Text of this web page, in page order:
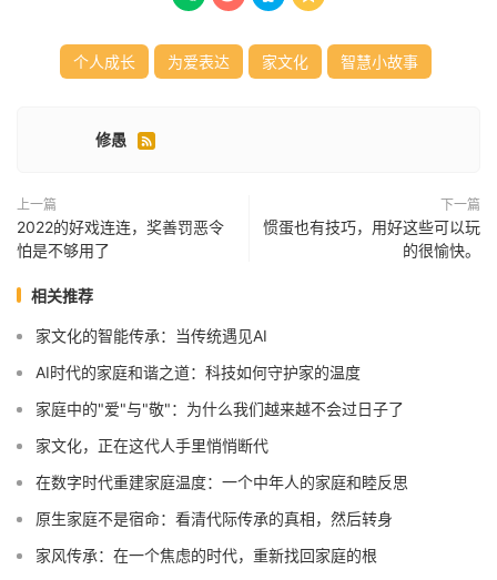
个人成长 为爱表达 家文化 智慧小故事
修愚 
上一篇
2022的好戏连连，奖善罚恶令
怕是不够用了
下一篇
惯蛋也有技巧，用好这些可以玩
的很愉快。
相关推荐
家文化的智能传承：当传统遇见AI
AI时代的家庭和谐之道：科技如何守护家的温度
家庭中的"爱"与"敬"：为什么我们越来越不会过日子了
家文化，正在这代人手里悄悄断代
在数字时代重建家庭温度：一个中年人的家庭和睦反思
原生家庭不是宿命：看清代际传承的真相，然后转身
家风传承：在一个焦虑的时代，重新找回家庭的根